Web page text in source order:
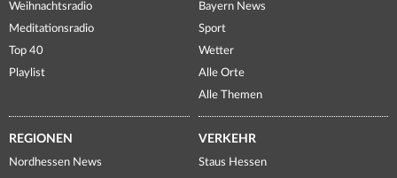
Weihnachtsradio
Meditationsradio
Top 40
Playlist
Bayern News
Sport
Wetter
Alle Orte
Alle Themen
REGIONEN
Nordhessen News
VERKEHR
Staus Hessen